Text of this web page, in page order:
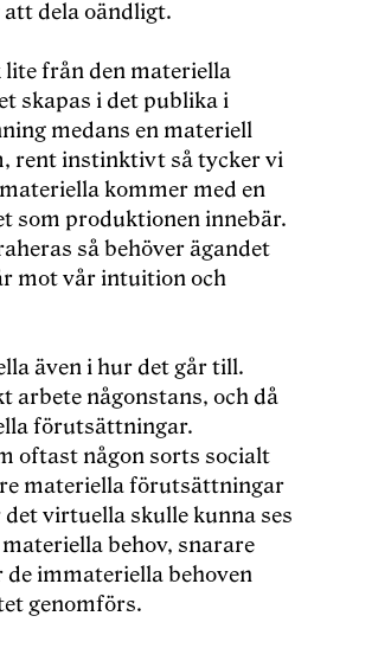
dela oändligt.
från den materiella
skapas i det publika i
medans en materiell
rent instinktivt så tycker vi
kommer med en
som produktionen innebär.
så behöver ägandet
mot vår intuition och
även i hur det går till.
någonstans, och då
förutsättningar.
oftast någon sorts socialt
materiella förutsättningar
virtuella skulle kunna ses
behov, snarare
immateriella behoven
genomförs.